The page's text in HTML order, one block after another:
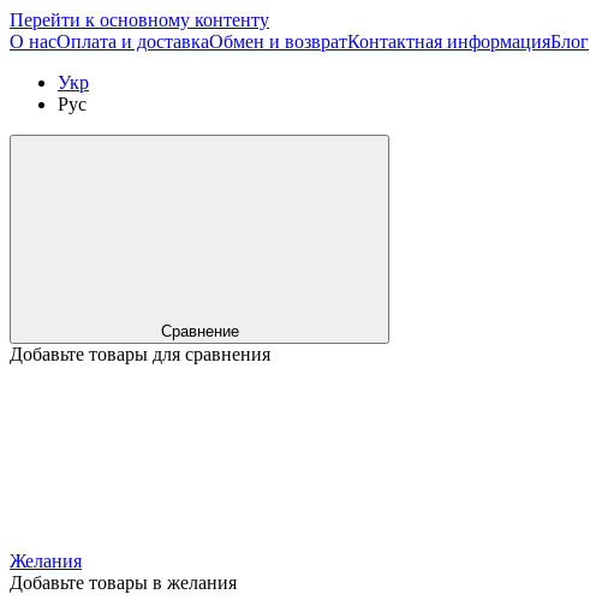
Перейти к основному контенту
О насОплата и доставкаОбмен и возвратКонтактная информацияБлог
Укр
Рус
Сравнение
Добавьте товары для сравнения
Желания
Добавьте товары в желания